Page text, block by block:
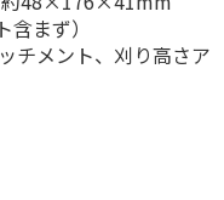
まず）
チメント、刈り高さア